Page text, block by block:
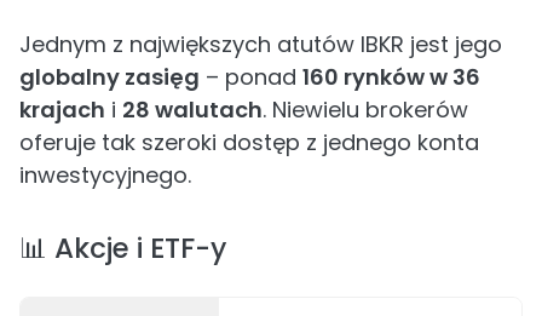
Jednym z największych atutów IBKR jest jego
globalny zasięg – ponad 160 rynków w 36
krajach i 28 walutach. Niewielu brokerów
oferuje tak szeroki dostęp z jednego konta
inwestycyjnego.
📊 Akcje i ETF-y